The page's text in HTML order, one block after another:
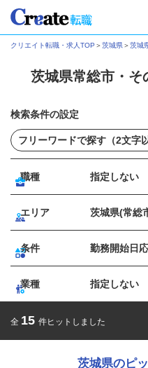
クリエイト転職・求人TOP ＞茨城県＞茨城
茨城県常総市・そ
検索条件の設定
職種 指定しない
エリア 茨城県(常総
条件 勤務開始日
業種 指定しない
全 15 件ヒットしました
茨城県のピ